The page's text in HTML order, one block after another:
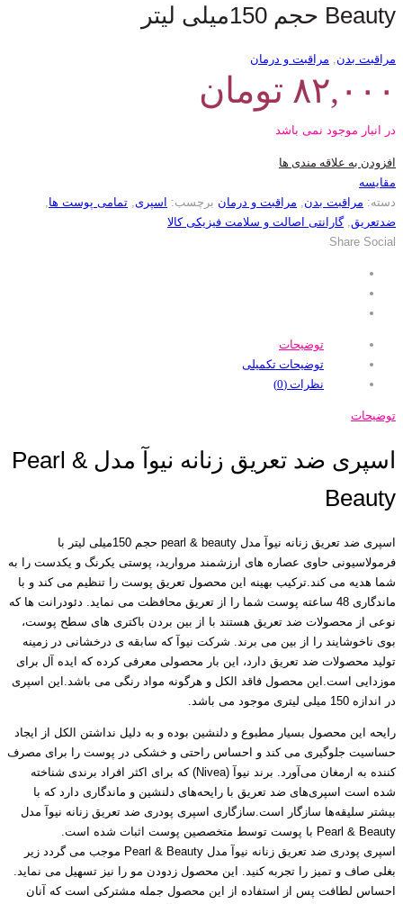
Beauty حجم 150میلی لیتر
مراقبت بدن مراقبت و درمان
۸۲,۰۰۰ تومان
در انبار موجود نمی باشد
افزودن به علاقه مندی ها
مقایسه
دسته: مراقبت بدن مراقبت و درمان برچسب: اسپری تمامی پوست ها
ضدتعریق ,گارانتی اصالت و سلامت فیزیکی کالا
Share Social
توضیحات
توضیحات تکمیلی
نظرات (0)
توضیحات
اسپری ضد تعریق زنانه نیوآ مدل Pearl &
Beauty
اسپری ضد تعریق زنانه نیوآ مدل pearl & beauty حجم 150میلی لیتر با
فرمولاسیونی حاوی عصاره های ارزشمند مروارید، پوستی یکرنگ و یکدست را به
شما هدیه می کند.ترکیب بهینه این محصول تعریق پوست را تنظیم می کند و با
ماندگاری 48 ساعته پوست شما را از تعریق محافظت می نماید. دئودرانت ها که
نوعی از محصولات ضد تعریق هستند با از بین بردن باکتری های سطح پوست،
بوی ناخوشایند را از بین می برند. شرکت نیوآ که سابقه ی درخشانی در زمینه
تولید محصولات ضد تعریق دارد، این بار محصولی معرفی کرده که ایده آل برای
موزدایی است.این محصول فاقد الکل و هرگونه مواد رنگی می باشد.این اسپری
در اندازه 150 میلی لیتری موجود می باشد.
رایحه‌ این محصول بسیار مطبوع و دلنشین بوده و به دلیل نداشتن الکل از ایجاد
حساسیت جلوگیری می‌ کند و احساس راحتی و خشکی در پوست را برای مصرف
کننده به ارمغان می‌آورد. برند نیوآ (Nivea) که برای اکثر افراد برندی شناخته
شده است اسپری‌های ضد تعریق با رایحه‌های دلنشین و ماندگاری دارد که با
بیشتر سلیقه‌ها سازگار است.سازگاری اسپری پودری ضد تعریق زنانه نیوآ مدل
Pearl & Beauty با پوست توسط متخصصین پوست اثبات شده است.
اسپری پودری ضد تعریق زنانه نیوآ مدل Pearl & Beauty موجب می گردد زیر
بغلی صاف و تمیز را تجربه کنید. این محصول زدودن مو را نیز تسهیل می نماید.
احساس لطافت پس از استفاده از این محصول جمله مشترکی است که آنان